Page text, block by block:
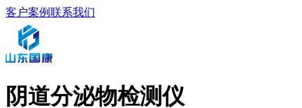
客户案例联系我们
阴道分泌物检测仪